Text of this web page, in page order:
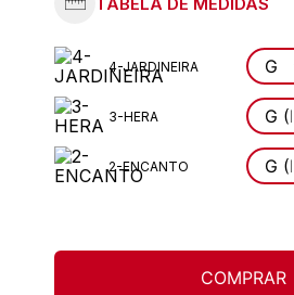
4-JARDINEIRA
3-HERA
2-ENCANTO
COMPRAR